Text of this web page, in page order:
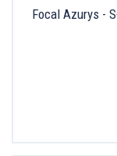
Focal Azurys -